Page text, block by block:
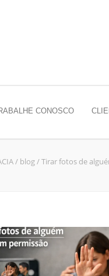
CONOSCO
/ blog/Tirar fotos de